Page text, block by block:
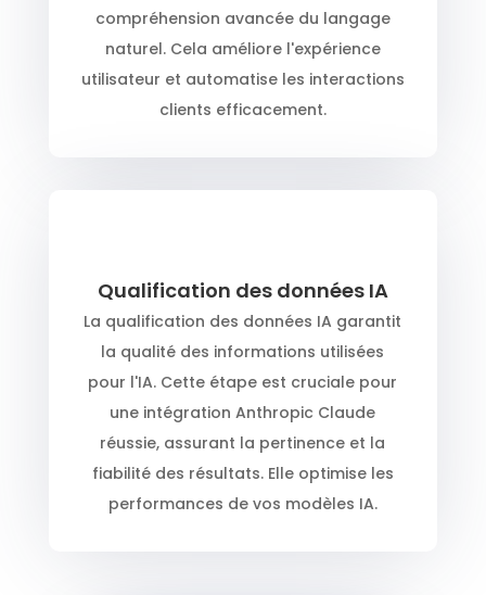
compréhension avancée du langage
naturel. Cela améliore l'expérience
utilisateur et automatise les interactions
clients efficacement.
Qualification des données IA
La qualification des données IA garantit
la qualité des informations utilisées
pour l'IA. Cette étape est cruciale pour
une intégration Anthropic Claude
réussie, assurant la pertinence et la
fiabilité des résultats. Elle optimise les
performances de vos modèles IA.